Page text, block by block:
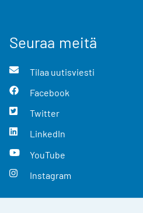
Seuraa meitä
Tilaa uutisviesti
Facebook
Twitter
LinkedIn
YouTube
Instagram